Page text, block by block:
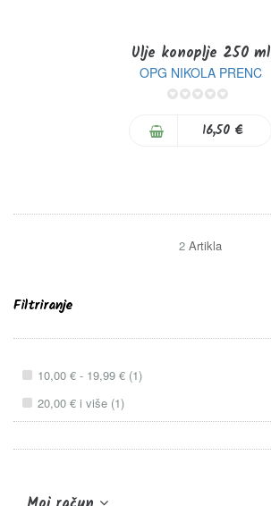
Ulje konoplje 250 ml
OPG NIKOLA PRENC
16,50 €
2 Artikla
Filtriranje
10,00 € - 19,99 € 1item
20,00 € i više 1item